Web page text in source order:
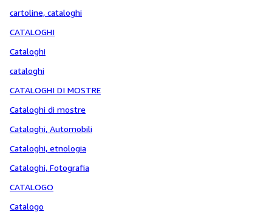
cartoline, cataloghi
CATALOGHI
Cataloghi
cataloghi
CATALOGHI DI MOSTRE
Cataloghi di mostre
Cataloghi, Automobili
Cataloghi, etnologia
Cataloghi, Fotografia
CATALOGO
Catalogo